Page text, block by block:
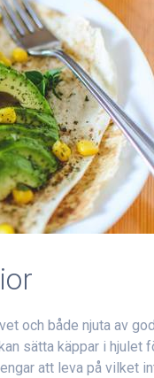
och både njuta av
sätta käppar i hjulet
att leva på vilket